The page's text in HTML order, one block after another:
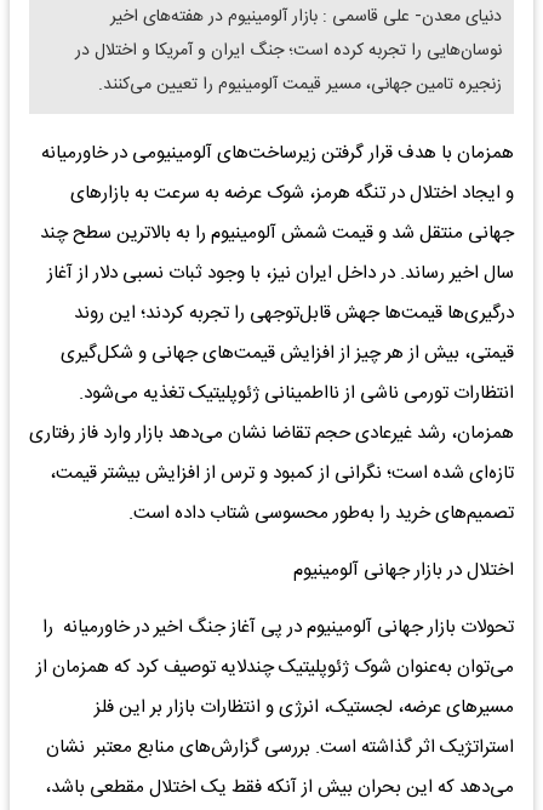
دنیای معدن- علی قاسمی : بازار آلومینیوم در هفته‌های اخیر
نوسان‌هایی را تجربه کرده است؛ جنگ ایران و آمریکا و اختلال در
زنجیره تامین جهانی، مسیر قیمت آلومینیوم را تعیین می‌کنند.
همزمان با هدف قرار گرفتن زیرساخت‌های آلومینیومی در خاورمیانه
و ایجاد اختلال در تنگه هرمز، شوک عرضه به سرعت به بازارهای
جهانی منتقل شد و قیمت شمش آلومینیوم را به بالاترین سطح چند
سال اخیر رساند. در داخل ایران نیز، با وجود ثبات نسبی دلار از آغاز
درگیری‌ها قیمت‌ها جهش قابل‌توجهی را تجربه کردند؛ این روند
قیمتی، بیش از هر چیز از افزایش قیمت‌های جهانی و شکل‌گیری
انتظارات تورمی ناشی از نااطمینانی ژئوپلیتیک تغذیه می‌شود.
همزمان، رشد غیرعادی حجم تقاضا نشان می‌دهد بازار وارد فاز رفتاری
تازه‌ای شده است؛ نگرانی از کمبود و ترس از افزایش بیشتر قیمت،
تصمیم‌های خرید را به‌طور محسوسی شتاب داده است.
اختلال در بازار جهانی آلومینیوم
تحولات بازار جهانی آلومینیوم در پی آغاز جنگ اخیر در خاورمیانه را
می‌توان به‌عنوان شوک ژئوپلیتیک چندلایه توصیف کرد که همزمان از
مسیرهای عرضه، لجستیک، انرژی و انتظارات بازار بر این فلز
استراتژیک اثر گذاشته است. بررسی گزارش‌های منابع معتبر نشان
می‌دهد که این بحران بیش از آنکه فقط یک اختلال مقطعی باشد،